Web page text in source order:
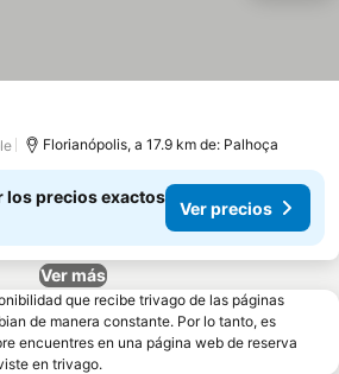
Florianópolis, a 17.9 km de: Palhoça
los precios exactos
Ver precios
Ver más
que recibe trivago de las páginas
de manera constante. Por lo tanto, es
encuentres en una página web de reserva
en trivago.